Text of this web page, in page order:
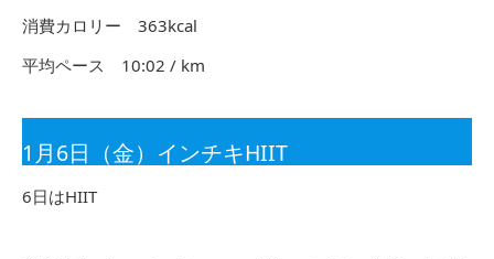
消費カロリー 363kcal
平均ペース 10:02 / km
1月6日（金）インチキHIIT
6日はHIIT